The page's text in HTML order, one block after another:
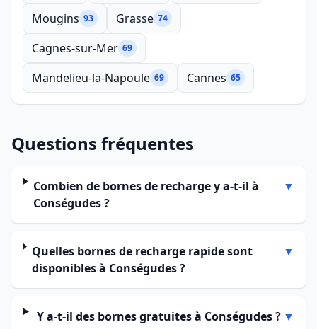
Mougins 93 Grasse 74
Cagnes-sur-Mer 69
Mandelieu-la-Napoule 69 Cannes 65
Questions fréquentes
Combien de bornes de recharge y a-t-il à
Conségudes ?
▼
Quelles bornes de recharge rapide sont
disponibles à Conségudes ?
▼
Y a-t-il des bornes gratuites à Conségudes ? ▼